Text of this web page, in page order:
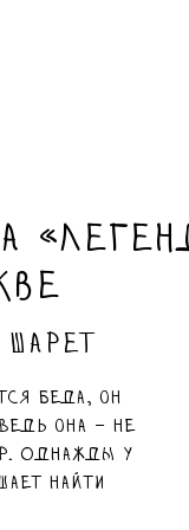
беда, он
она – не
Однажды у
найти